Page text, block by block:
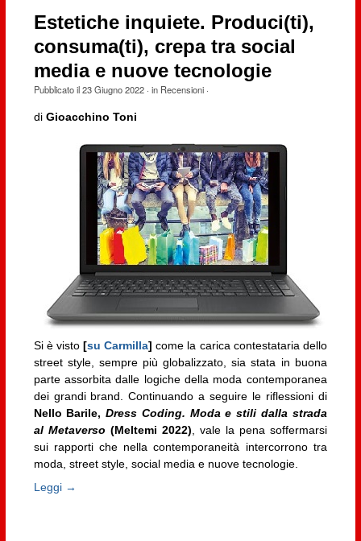
Estetiche inquiete. Produci(ti),
consuma(ti), crepa tra social
media e nuove tecnologie
Pubblicato il23 Giugno 2022· in Recensioni·
di Gioacchino Toni
Si è visto[su Carmilla] come la carica contestataria dello
street style, sempre più globalizzato, sia stata in buona
parte assorbita dalle logiche della moda contemporanea
dei grandi brand. Continuando a seguire le riflessioni di
Nello Barile,Dress Coding. Moda e stili dalla strada
al Metaverso (Meltemi 2022) , vale la pena soffermarsi
sui rapporti che nella contemporaneità intercorrono tra
moda, street style, social media e nuove tecnologie.
Leggi →